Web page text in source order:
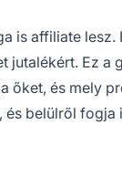
is affiliate
jutalékért. Ez a
őket, és mely
belülről fogja